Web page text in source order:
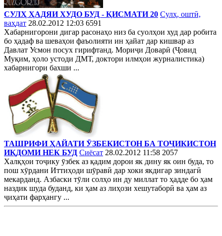
СУЛҲ ҲАДЯИ ХУДО БУД - ҚИСМАТИ 20 Сулҳ, оштӣ,
ваҳдат 28.02.2012 12:03 6591
Хабарнигорони дигар расонаҳо низ ба суолҳои худ дар робита
бо ҳадаф ва шеваҳои фаъолияти ин ҳайат дар кишвар аз
Давлат Усмон посух гирифтанд. Мориҷи Доварӣ (Ҷовид
Муқим, ҳоло устоди ДМТ, доктори илмҳои журналистика)
хабарнигори бахши ...
ТАШРИФИ ҲАЙАТИ ӮЗБЕКИСТОН БА ТОҶИКИСТОН
ИҚДОМИ НЕК БУД Сиёсат 28.02.2012 11:58 2057
Халқҳои тоҷику ӯзбек аз қадим дорои як дину як оин буда, то
пош хӯрдани Иттиҳоди шӯравӣ дар хоки якдигар зиндагӣ
мекарданд. Азбаски тӯли солҳо ин ду миллат то ҳадде бо ҳам
наздик шуда буданд, ки ҳам аз лиҳози хешутаборӣ ва ҳам аз
ҷиҳати фарҳангу ...